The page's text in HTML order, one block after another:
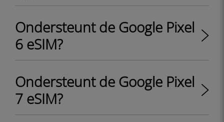
Ondersteunt de Google Pixel
6 eSIM?
Ondersteunt de Google Pixel
7 eSIM?